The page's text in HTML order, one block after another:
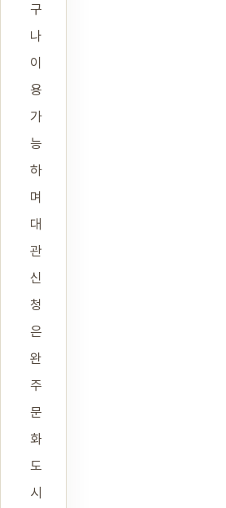
구
나
이
용
가
능
하
며
대
관
신
청
은
완
주
문
화
도
시